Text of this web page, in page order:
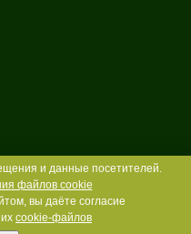
и данные посетителей.
файлов cookie
вы даёте согласие
cookie-файлов